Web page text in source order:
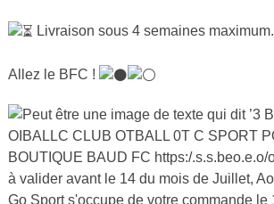
Livraison sous 4 semaines maximum.
Allez le BFC !